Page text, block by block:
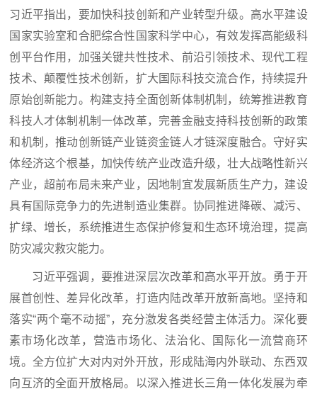
习近平指出，要加快科技创新和产业转型升级。高水平建设
国家实验室和合肥综合性国家科学中心，有效发挥高能级科
创平台作用，加强关键共性技术、前沿引领技术、现代工程
技术、颠覆性技术创新，扩大国际科技交流合作，持续提升
原始创新能力。构建支持全面创新体制机制，统筹推进教育
科技人才体制机制一体改革，完善金融支持科技创新的政策
和机制，推动创新链产业链资金链人才链深度融合。守好实
体经济这个根基，加快传统产业改造升级，壮大战略性新兴
产业，超前布局未来产业，因地制宜发展新质生产力，建设
具有国际竞争力的先进制造业集群。协同推进降碳、减污、
扩绿、增长，系统推进生态保护修复和生态环境治理，提高
防灾减灾救灾能力。
习近平强调，要推进深层次改革和高水平开放。勇于开
展首创性、差异化改革，打造内陆改革开放新高地。坚持和
落实“两个毫不动摇”，充分激发各类经营主体活力。深化要
素市场化改革，营造市场化、法治化、国际化一流营商环
境。全方位扩大对内对外开放，形成陆海内外联动、东西双
向互济的全面开放格局。以深入推进长三角一体化发展为牵